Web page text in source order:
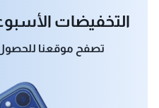
التخفيضات
تصفح موقعنا